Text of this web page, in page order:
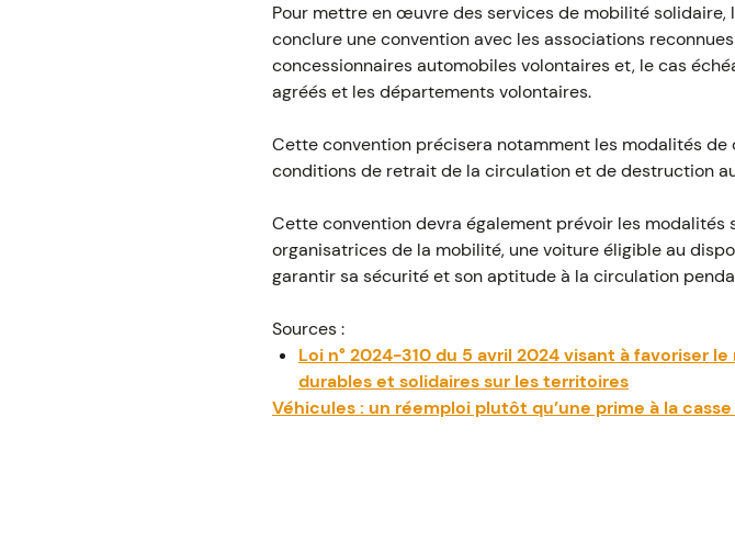
Pour mettre en œuvre des services de mobilité
conclure une convention avec les associations
concessionnaires automobiles volontaires et, le cas
agréés et les départements volontaires.
Cette convention précisera notamment les modalités
conditions de retrait de la circulation et de destruction
Cette convention devra également prévoir les
organisatrices de la mobilité, une voiture éligible au
garantir sa sécurité et son aptitude à la circulation
Sources :
Loi n° 2024-310 du 5 avril 2024 visant à favoriser
durables et solidaires sur les territoires
Véhicules : un réemploi plutôt qu’une prime à la casse